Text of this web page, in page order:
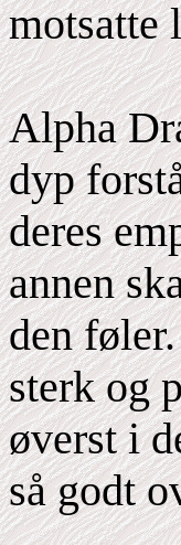
motsatte
Alpha
dyp
deres
annen
den
sterk og
øverst i
så godt